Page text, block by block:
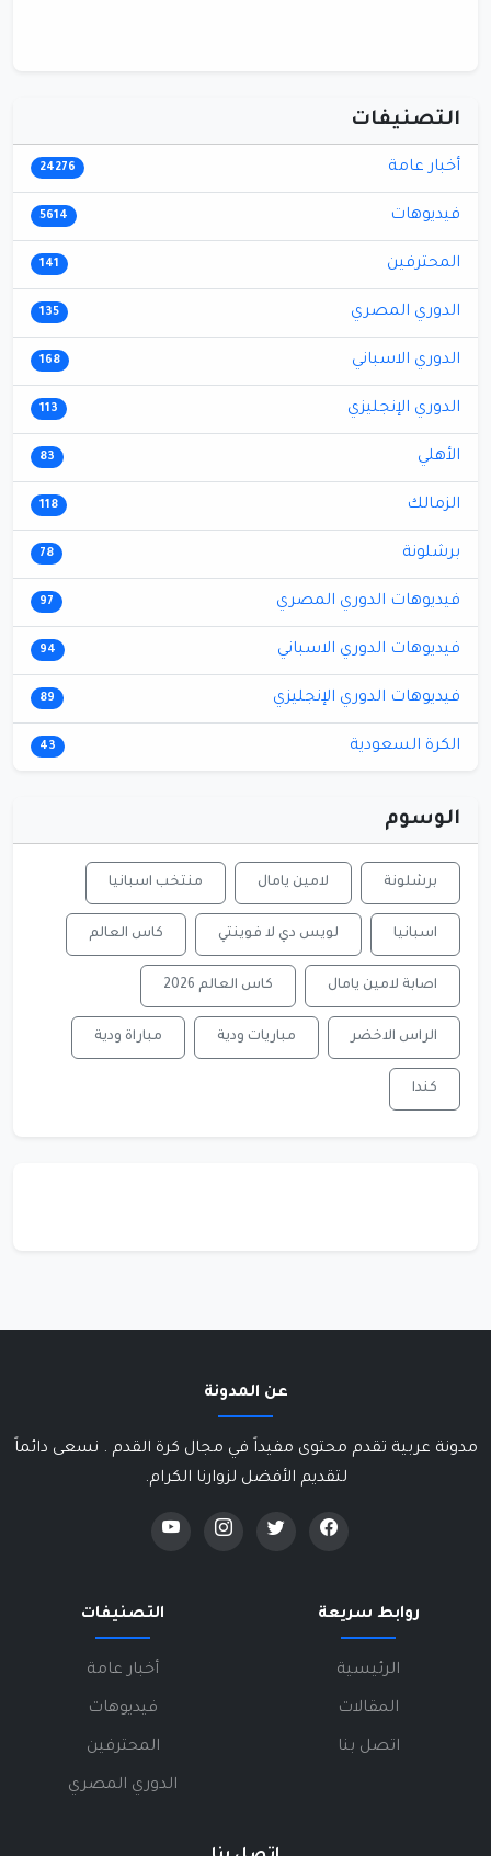
التصنيفات
أخبار عامة 24276
فيديوهات 5614
المحترفين 141
الدوري المصري 135
الدوري الاسباني 168
الدوري الإنجليزي 113
الأهلي 83
الزمالك 118
برشلونة 78
فيديوهات الدوري المصري 97
فيديوهات الدوري الاسباني 94
فيديوهات الدوري الإنجليزي 89
الكرة السعودية 43
الوسوم
برشلونة لامين يامال منتخب اسبانيا
اسبانيا لويس دي لا فوينتي كاس العالم
اصابة لامين يامال كاس العالم 2026
الراس الاخضر مباريات ودية مباراة ودية
كندا
عن المدونة
مدونة عربية تقدم محتوى مفيداً في مجال كرة القدم . نسعى دائماً
لتقديم الأفضل لزوارنا الكرام.
روابط سريعة
الرئيسية
المقالات
اتصل بنا
التصنيفات
أخبار عامة
فيديوهات
المحترفين
الدوري المصري